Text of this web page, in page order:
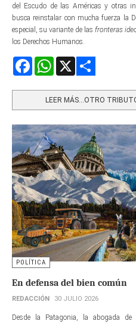
del Escudo de las Américas y otras
busca reinstalar con mucha fuerza la
especial, su variante de las fronteras
los Derechos Humanos.
FacebookWhatsApp
LEER MÁS…OTRO
POLÍTICA
En defensa del bien común
REDACCIÓN 30 JULIO 2026
Desde la Patagonia, la abogada